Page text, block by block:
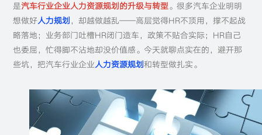
职业
是汽车行业企业人力资源规划的升级与转型。很多汽车企业明明
想做好人力规划 ，却越做越乱——高层觉得HR不顶用，撑不起战
略落地；业务部门吐槽HR闭门造车，政策不贴合实际；HR自己
也委屈，忙得脚不沾地却没价值感。今天就聊点实在的，避开那
些坑，把汽车行业企业人力资源规划和转型做扎实。